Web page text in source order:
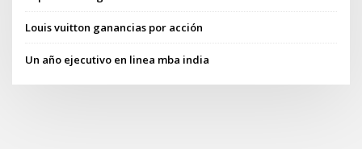
Louis vuitton ganancias por acción
Un año ejecutivo en linea mba india